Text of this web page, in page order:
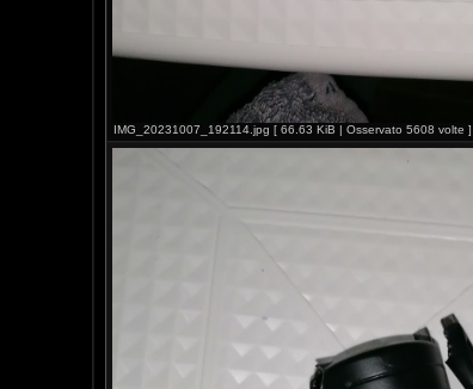
IMG_20231007_192114.jpg [ 66.63 KiB | Osservato 5608 volte ]